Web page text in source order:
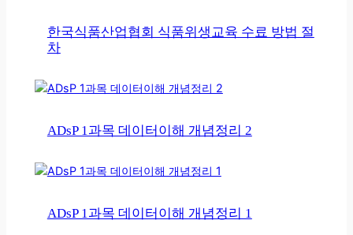
한국식품산업협회 식품위생교육 수료 방법 절
차
ADsP 1과목 데이터이해 개념정리 2
ADsP 1과목 데이터이해 개념정리 1